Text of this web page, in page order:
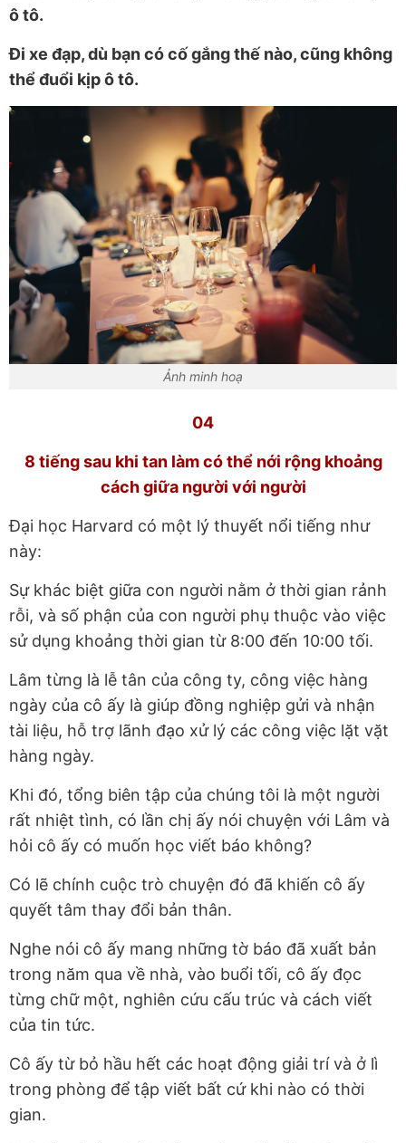
ô tô.
Đi xe đạp, dù bạn có cố gắng thế nào, cũng không
thể đuổi kịp ô tô.
Ảnh minh hoạ
04
8 tiếng sau khi tan làm có thể nới rộng khoảng
cách giữa người với người
Đại học Harvard có một lý thuyết nổi tiếng như
này:
Sự khác biệt giữa con người nằm ở thời gian rảnh
rỗi, và số phận của con người phụ thuộc vào việc
sử dụng khoảng thời gian từ 8:00 đến 10:00 tối.
Lâm từng là lễ tân của công ty, công việc hàng
ngày của cô ấy là giúp đồng nghiệp gửi và nhận
tài liệu, hỗ trợ lãnh đạo xử lý các công việc lặt vặt
hàng ngày.
Khi đó, tổng biên tập của chúng tôi là một người
rất nhiệt tình, có lần chị ấy nói chuyện với Lâm và
hỏi cô ấy có muốn học viết báo không?
Có lẽ chính cuộc trò chuyện đó đã khiến cô ấy
quyết tâm thay đổi bản thân.
Nghe nói cô ấy mang những tờ báo đã xuất bản
trong năm qua về nhà, vào buổi tối, cô ấy đọc
từng chữ một, nghiên cứu cấu trúc và cách viết
của tin tức.
Cô ấy từ bỏ hầu hết các hoạt động giải trí và ở lì
trong phòng để tập viết bất cứ khi nào có thời
gian.